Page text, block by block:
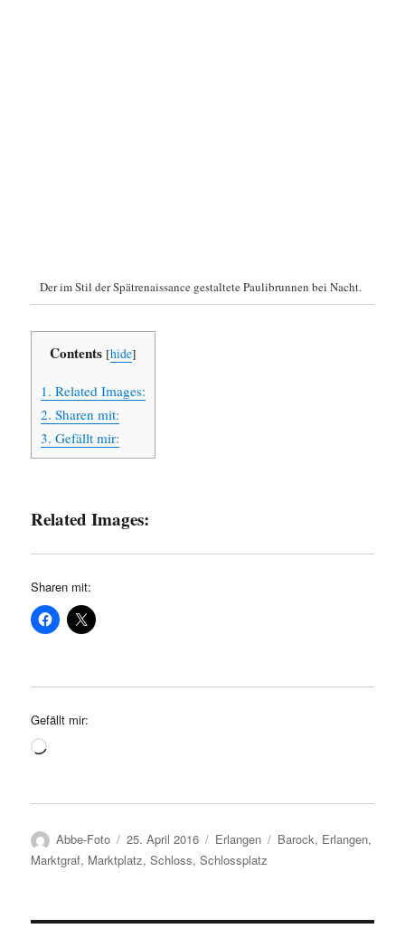
Der im Stil der Spätrenaissance gestaltete Paulibrunnen bei Nacht.
Contents [hide]
1. Related Images:
2. Sharen mit:
3. Gefällt mir:
Related Images:
Sharen mit:
Gefällt mir:
Loading…
Autor
Abbe-Foto
Veröffentlicht
am
25. April 2016 Kategorien
Erlangen Schlagwörter
Barock, Erlangen,
Marktgraf, Marktplatz,Schloss,Schlossplatz